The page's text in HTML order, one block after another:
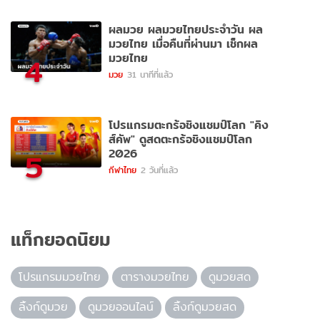
4
ผลมวย ผลมวยไทยประจำวัน ผล
มวยไทย เมื่อคืนที่ผ่านมา เช็กผล
มวยไทย
มวย 31 นาทีที่แล้ว
5
โปรแกรมตะกร้อชิงแชมป์โลก "คิง
ส์คัพ" ดูสดตะกร้อชิงแชมป์โลก
2026
กีฬาไทย 2 วันที่แล้ว
แท็กยอดนิยม
โปรแกรมมวยไทย ตารางมวยไทย
ดูมวยสด
ลิ้งก์ดูมวย
ดูมวยออนไลน์
ลิ้งก์ดูมวยสด